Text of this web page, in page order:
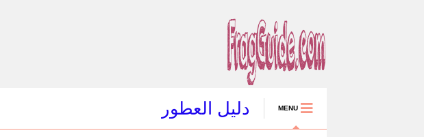
MENU دليل العطور